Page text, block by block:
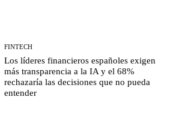
FINTECH
Los líderes financieros españoles exigen
más transparencia a la IA y el 68%
rechazaría las decisiones que no pueda
entender